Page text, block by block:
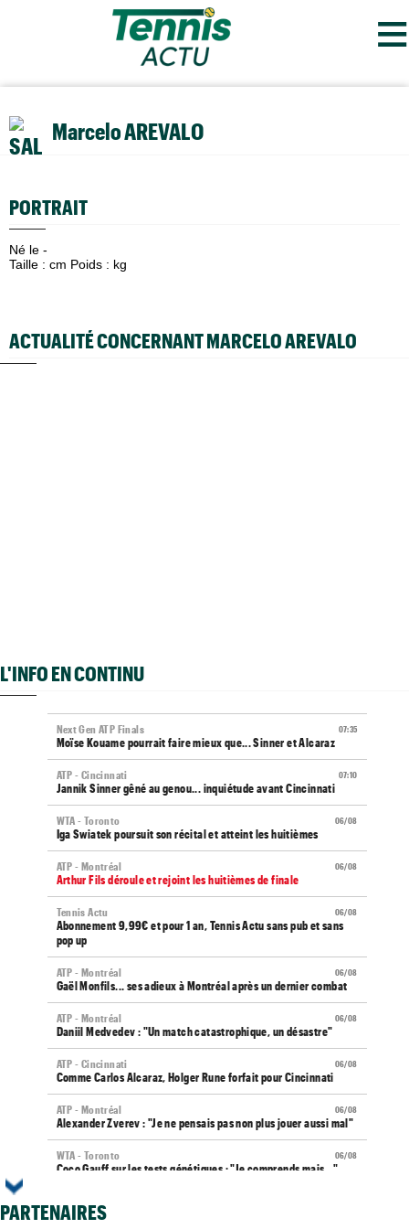
≡
Marcelo AREVALO
PORTRAIT
Né le -
Taille : cm Poids : kg
ACTUALITÉ CONCERNANT MARCELO AREVALO
L'INFO EN CONTINU
07:35
Next Gen ATP Finals
Moïse Kouame pourrait faire mieux que... Sinner et Alcaraz
07:10
ATP - Cincinnati
Jannik Sinner gêné au genou... inquiétude avant Cincinnati
06/08
WTA - Toronto
Iga Swiatek poursuit son récital et atteint les huitièmes
06/08
ATP - Montréal
Arthur Fils déroule et rejoint les huitièmes de finale
06/08
Tennis Actu
Abonnement 9,99€ et pour 1 an, Tennis Actu sans pub et sans
pop up
06/08
ATP - Montréal
Gaël Monfils... ses adieux à Montréal après un dernier combat
06/08
ATP - Montréal
Daniil Medvedev : "Un match catastrophique, un désastre"
06/08
ATP - Cincinnati
Comme Carlos Alcaraz, Holger Rune forfait pour Cincinnati
06/08
ATP - Montréal
Alexander Zverev : "Je ne pensais pas non plus jouer aussi mal"
06/08
WTA - Toronto
Coco Gauff sur les tests génétiques : "Je comprends mais..."
Auger-Aliassime, forfait : "Une douleur au niveau du dos"
PARTENAIRES